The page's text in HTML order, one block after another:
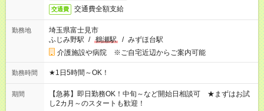
交通費 交通費全額支給
勤務地
埼玉県富士見市
ふじみ野駅 / 鶴瀬駅 / みずほ台駅
介護施設や病院 ※ご自宅近辺からご案内可能
勤務時間 ★1日5時間～OK！
期間
【急募】即日勤務OK！中旬～など開始日相談可 ★まずはお試
し2カ月～のスタートも歓迎！